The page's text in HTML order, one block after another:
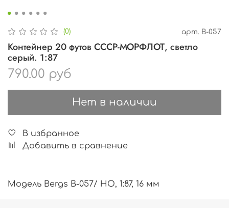
(0) арт. B-057
Контейнер 20 футов СССР-МОРФЛОТ, светло
серый. 1:87
790.00 руб
Нет в наличии
В избранное
Добавить в сравнение
Модель Bergs B-057/ HO, 1:87, 16 мм